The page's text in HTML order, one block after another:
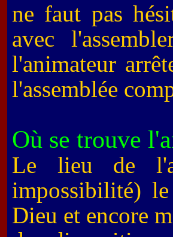
ne faut pas
avec
l'animateur
l'assemblée
Où se trouve
Le lieu de
impossibilité)
Dieu et encore